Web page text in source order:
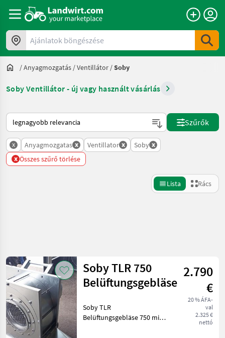
Ajánlatok böngészése
/Anyagmozgatás /Ventillátor /Soby
Soby Ventillátor - új vagy használt vásárlás
Így van sorba rendezve a Landwirt.com-on
Szűrők
x Anyagmozgatas x Ventillator x Soby x
x Összes szűrő törlése
Lista Rács
Kategória 4 Ország Szűrők
AKTUÁLIS
ÚTVONAL
Mezőgazdasági
gépek/eszközök
Visszaállítás
megjelenítése
Soby TLR 750
Belüftungsgebläse
2.790
€
20 % ÁFA-
val
2.325 €
nettó
Soby TLR
Belüftungsgebläse 750 mit